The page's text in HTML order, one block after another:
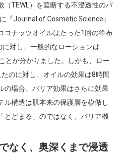
（TEWL）を遮断する不浸透性のバ
『Journal of Cosmetic Sc​​ience』
コナッツオイルはたった1回の塗布
対し、一般的なローションは
とが分かりました。しかも、ロー
のに対し、オイルの効果は8時間
の場合、バリア効果はさらに効果
ル構造は肌本来の保護層を模倣し
とどまる」のではなく、バリア機
なく、奥深くまで浸透